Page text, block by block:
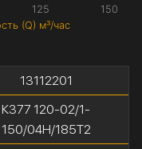
(Q) м³/час
125 150
13112201
К377 120-02/1-
150/04Н/185Т2